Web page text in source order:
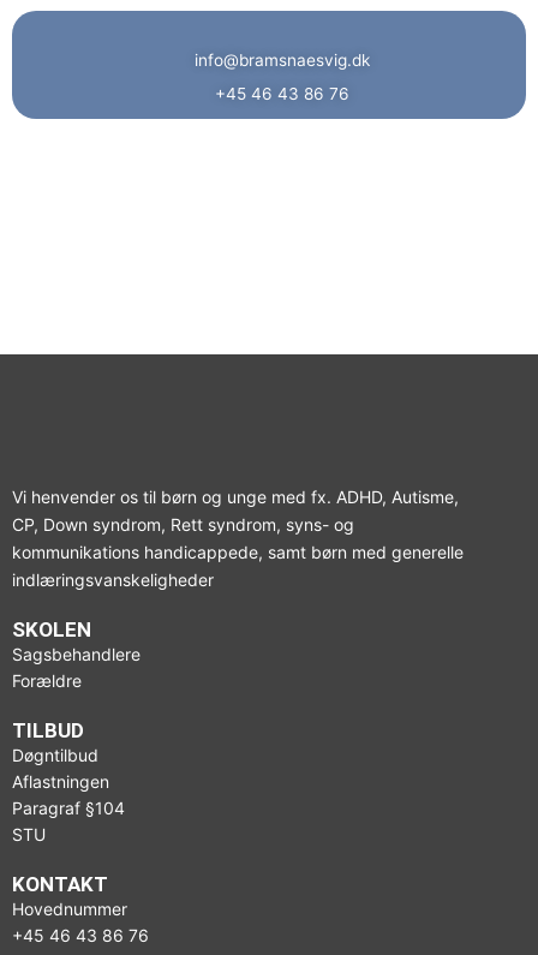
info@bramsnaesvig.dk
+45 46 43 86 76
Vi henvender os til børn og unge med fx. ADHD, Autisme,
CP, Down syndrom, Rett syndrom, syns- og
kommunikations handicappede, samt børn med generelle
indlæringsvanskeligheder
SKOLEN
Sagsbehandlere
Forældre
TILBUD
Døgntilbud
Aflastningen
Paragraf §104
STU
KONTAKT
Hovednummer
+45 46 43 86 76